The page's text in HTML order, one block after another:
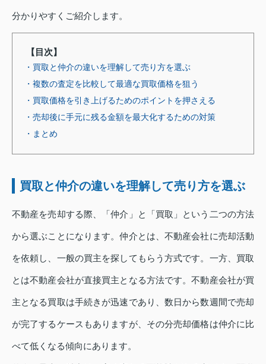
分かりやすくご紹介します。
【目次】
・買取と仲介の違いを理解して売り方を選ぶ
・複数の査定を比較して最適な買取価格を狙う
・買取価格を引き上げるためのポイントを押さえる
・売却後に手元に残る金額を最大化するための対策
・まとめ
買取と仲介の違いを理解して売り方を選ぶ
不動産を売却する際、「仲介」と「買取」という二つの方法
から選ぶことになります。仲介とは、不動産会社に売却活動
を依頼し、一般の買主を探してもらう方式です。一方、買取
とは不動産会社が直接買主となる方法です。不動産会社が買
主となる買取は手続きが迅速であり、数日から数週間で売却
が完了するケースもありますが、その分売却価格は仲介に比
べて低くなる傾向にあります。